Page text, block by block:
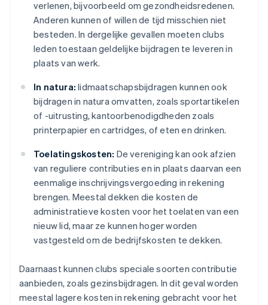
verlenen, bijvoorbeeld om gezondheidsredenen.
Anderen kunnen of willen de tijd misschien niet
besteden. In dergelijke gevallen moeten clubs
leden toestaan geldelijke bijdragen te leveren in
plaats van werk.
In natura: lidmaatschapsbijdragen kunnen ook
bijdragen in natura omvatten, zoals sportartikelen
of -uitrusting, kantoorbenodigdheden zoals
printerpapier en cartridges, of eten en drinken.
Toelatingskosten: De vereniging kan ook afzien
van reguliere contributies en in plaats daarvan een
eenmalige inschrijvingsvergoeding in rekening
brengen. Meestal dekken die kosten de
administratieve kosten voor het toelaten van een
nieuw lid, maar ze kunnen hoger worden
vastgesteld om de bedrijfskosten te dekken.
Daarnaast kunnen clubs speciale soorten contributie
aanbieden, zoals gezinsbijdragen. In dit geval worden
meestal lagere kosten in rekening gebracht voor het